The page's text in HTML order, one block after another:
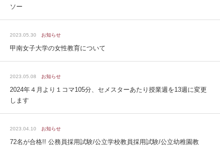
ソー
2023.05.30 お知らせ
甲南女子大学の女性教育について
2023.05.08 お知らせ
2024年４月より１コマ105分、セメスターあたり授業週を13週に変更
します
2023.04.10 お知らせ
72名が合格!! 公務員採用試験/公立学校教員採用試験/公立幼稚園教